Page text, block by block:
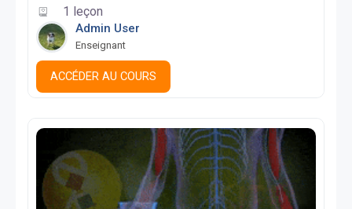
1 leçon
Admin User
Enseignant
ACCÉDER AU COURS